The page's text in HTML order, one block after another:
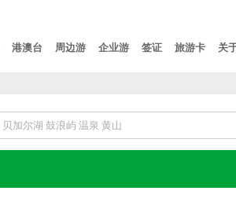
港澳台 周边游 企业游 签证 旅游卡 关